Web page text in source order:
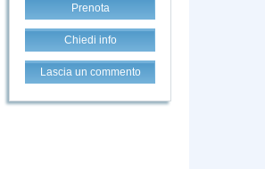
Prenota
Chiedi info
Lascia un commento